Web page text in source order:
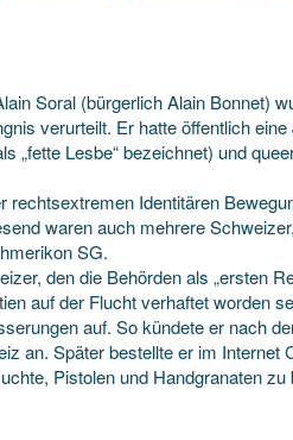
Soral (bürgerlich Alain Bonnet)
verurteilt. Er hatte öffentlich
„fette Lesbe“ bezeichnet) und
rechtsextremen Identitären
waren auch mehrere
SG.
den die Behörden als „ersten
auf der Flucht verhaftet worden
auf. So kündete er nach
an. Später bestellte er im Internet
Pistolen und Handgranaten zu